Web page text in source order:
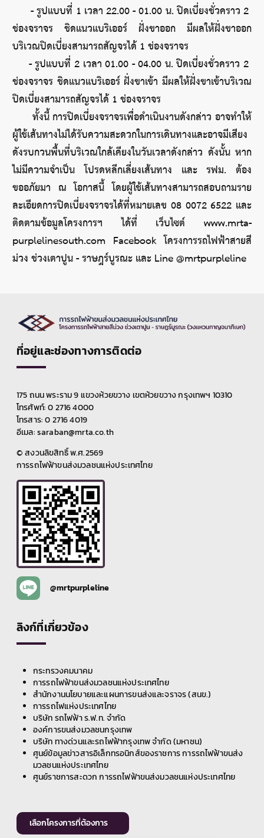
      - รูปแบบที่ 1 เวลา 22.00 - 01.00 น. ปิดเบี่ยงชั่วคราว 2
ช่องจราจร ชิดแนวแบริเออร์ ฝั่งขาออก มีผลให้ฝั่งขาออก
บริเวณปิดเบี่ยงสามารถสัญจรได้ 1 ช่องจราจร
     - รูปแบบที่ 2 เวลา 01.00 - 04.00 น. ปิดเบี่ยงชั่วคราว 2
ช่องจราจร ชิดแนวแบริเออร์ ฝั่งขาเข้า มีผลให้ฝั่งขาเข้าบริเวณ
ปิดเบี่ยงสามารถสัญจรได้ 1 ช่องจราจร
      ทั้งนี้ การปิดเบี่ยงจราจรเพื่อดำเนินงานดังกล่าว อาจทำให้
ผู้ใช้เส้นทางไม่ได้รับความสะดวกในการเดินทางและอาจมีเสียง
ดังรบกวนพื้นที่บริเวณใกล้เคียงในวันเวลาดังกล่าว ดังนั้น หาก
ไม่มีความจำเป็น โปรดหลีกเลี่ยงเส้นทาง และ รฟม. ต้อง
ขออภัยมา ณ โอกาสนี้ โดยผู้ใช้เส้นทางสามารถสอบถามราย
ละเอียดการปิดเบี่ยงจราจรได้ที่หมายเลข 08 0072 6522 และ
ติดตามข้อมูลโครงการฯ ได้ที่ เว็บไซต์ www.mrta-
purplelinesouth.com Facebook โครงการรถไฟฟ้าสายสี
ม่วง ช่วงเตาปูน - ราษฎร์บูรณะ และ Line @mrtpurpleline
ที่อยู่และช่องทางการติดต่อ
175 ถนน พระราม 9 แขวงห้วยขวาง เขตห้วยขวาง กรุงเทพฯ 10310
โทรศัพท์: 0 2716 4000
โทรสาร: 0 2716 4019
อีเมล: saraban@mrta.co.th
© สงวนลิขสิทธิ์ พ.ศ.2569
การรถไฟฟ้าขนส่งมวลชนแห่งประเทศไทย
@mrtpurpleline
ลิงก์ที่เกี่ยวข้อง
กระทรวงคมนาคม
การรถไฟฟ้าขนส่งมวลชนแห่งประเทศไทย
สำนักงานนโยบายและแผนการขนส่งและจราจร (สนข.)
การรถไฟแห่งประเทศไทย
บริษัท รถไฟฟ้า ร.ฟ.ท. จำกัด
องค์การขนส่งมวลชนกรุงเทพ
บริษัท ทางด่วนและรถไฟฟ้ากรุงเทพ จำกัด (มหาชน)
ศูนย์ข้อมูลข่าวสารอิเล็กทรอนิกส์ของราชการ การรถไฟฟ้าขนส่ง
มวลชนแห่งประเทศไทย
ศูนย์ราชการสะดวก การรถไฟฟ้าขนส่งมวลชนแห่งประเทศไทย
เลือกโครงการที่ต้องการ